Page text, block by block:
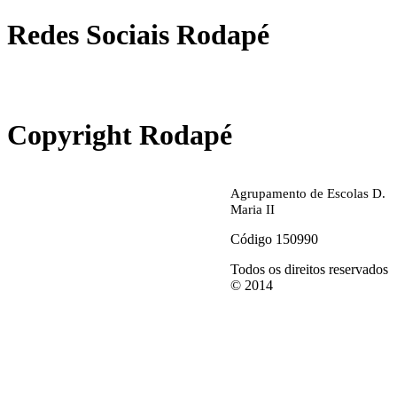
Redes Sociais Rodapé
Copyright Rodapé
Agrupamento de Escolas D.
Maria II
Código 150990
Todos os direitos reservados
© 2014